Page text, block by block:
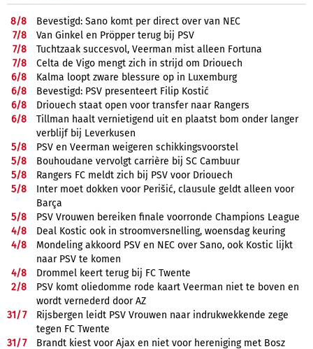
8/8
Bevestigd: Sano komt per direct over van NEC
7/8
Van Ginkel en Pröpper terug bij PSV
7/8
Tuchtzaak succesvol, Veerman mist alleen Fortuna
7/8
Celta de Vigo mengt zich in strijd om Driouech
6/8
Kalma loopt zware blessure op in Luxemburg
6/8
Bevestigd: PSV presenteert Filip Kostić
6/8
Driouech staat open voor transfer naar Rangers
6/8
Tillman haalt vernietigend uit en plaatst bom onder langer
verblijf bij Leverkusen
5/8
PSV en Veerman weigeren schikkingsvoorstel
5/8
Bouhoudane vervolgt carrière bij SC Cambuur
5/8
Rangers FC meldt zich bij PSV voor Driouech
5/8
Inter moet dokken voor Perišić, clausule geldt alleen voor
Barça
5/8
PSV Vrouwen bereiken finale voorronde Champions League
4/8
Deal Kostic ook in stroomversnelling, woensdag keuring
4/8
Mondeling akkoord PSV en NEC over Sano, ook Kostic lijkt
naar PSV te komen
4/8
Drommel keert terug bij FC Twente
2/8
PSV komt oliedomme rode kaart Veerman niet te boven en
wordt vernederd door AZ
31/7
Rijsbergen leidt PSV Vrouwen naar indrukwekkende zege
tegen FC Twente
31/7
Brandt kiest voor Ajax en niet voor hereniging met Bosz